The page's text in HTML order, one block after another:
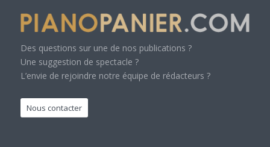
Des questions sur une de nos publications ?
Une suggestion de spectacle ?
L’envie de rejoindre notre équipe de rédacteurs ?
Nous contacter